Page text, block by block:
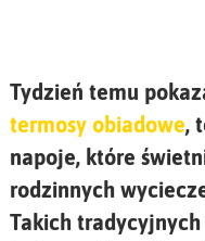
Tydzień temu
termosy obiadowe,
napoje, które
rodzinnych
Takich